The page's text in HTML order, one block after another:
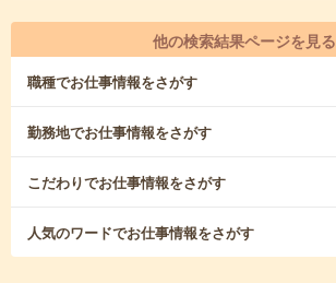
他の検索結果ページを見る
職種でお仕事情報をさがす
勤務地でお仕事情報をさがす
こだわりでお仕事情報をさがす
人気のワードでお仕事情報をさがす